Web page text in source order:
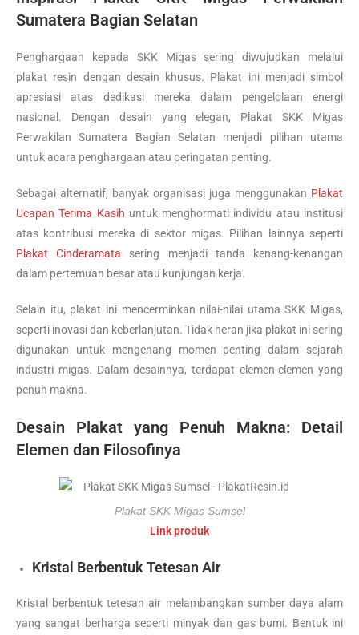
Sumatera Bagian Selatan
Penghargaan kepada SKK Migas sering diwujudkan melalui
plakat resin dengan desain khusus. Plakat ini menjadi simbol
apresiasi atas dedikasi mereka dalam pengelolaan energi
nasional. Dengan desain yang elegan, Plakat SKK Migas
Perwakilan Sumatera Bagian Selatan menjadi pilihan utama
untuk acara penghargaan atau peringatan penting.
Sebagai alternatif, banyak organisasi juga menggunakan Plakat
Ucapan Terima Kasih untuk menghormati individu atau institusi
atas kontribusi mereka di sektor migas. Pilihan lainnya seperti
Plakat Cinderamata sering menjadi tanda kenang-kenangan
dalam pertemuan besar atau kunjungan kerja.
Selain itu, plakat ini mencerminkan nilai-nilai utama SKK Migas,
seperti inovasi dan keberlanjutan. Tidak heran jika plakat ini sering
digunakan untuk mengenang momen penting dalam sejarah
industri migas. Dalam desainnya, terdapat elemen-elemen yang
penuh makna.
Desain Plakat yang Penuh Makna: Detail
Elemen dan Filosofinya
Plakat SKK Migas Sumsel
Link produk
Kristal Berbentuk Tetesan Air
Kristal berbentuk tetesan air melambangkan sumber daya alam
yang sangat berharga seperti minyak dan gas bumi. Bentuk ini